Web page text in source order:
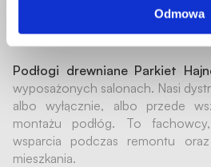
Odmowa
Podłoga
Hajnówka –
Podłogi drewniane Parkiet
wyposażonych salonach. Nasi
albo wyłącznie, albo przede
montażu podłóg. To
wsparcia podczas remontu
mieszkania.